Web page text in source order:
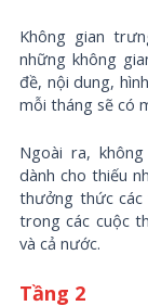
Không gian
những không
đề, nội dung,
mỗi tháng sẽ có
Ngoài ra,
dành cho thiếu
thưởng thức
trong các cuộc
và cả nước.
Tầng 2